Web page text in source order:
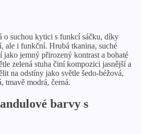
o suchou kytici s funkcí sáčku, díky
ale i funkční. Hrubá tkanina, suché
jako jemný přirozený kontrast a bohaté
zelená stuha činí kompozici jasnější a
na odstíny jako světle šedo-béžová,
tmavě modrá, černá.
barvy s